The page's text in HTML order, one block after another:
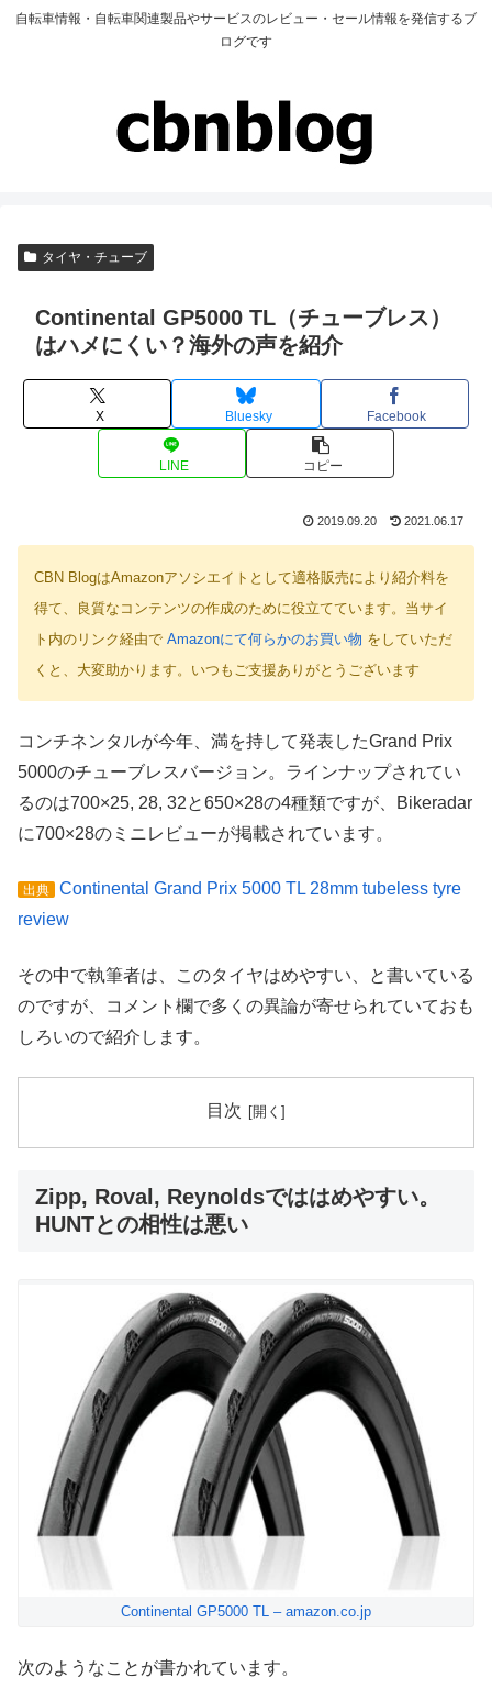
自転車情報・自転車関連製品やサービスのレビュー・セール情報を発信するブ
ログです
タイヤ・チューブ
Continental GP5000 TL（チューブレス）
はハメにくい？海外の声を紹介
X Bluesky Facebook
LINE コピー
2019.09.20 2021.06.17
CBN BlogはAmazonアソシエイトとして適格販売により紹介料を
得て、良質なコンテンツの作成のために役立てています。当サイ
ト内のリンク経由で Amazonにて何らかのお買い物 をしていただ
くと、大変助かります。いつもご支援ありがとうございます
コンチネンタルが今年、満を持して発表したGrand Prix
5000のチューブレスバージョン。ラインナップされてい
るのは700×25, 28, 32と650×28の4種類ですが、Bikeradar
に700×28のミニレビューが掲載されています。
出典
Continental Grand Prix 5000 TL 28mm tubeless tyre
review
その中で執筆者は、このタイヤはめやすい、と書いている
のですが、コメント欄で多くの異論が寄せられていておも
しろいので紹介します。
目次
Zipp, Roval, Reynoldsでははめやすい。
HUNTとの相性は悪い
Continental GP5000 TL – amazon.co.jp
次のようなことが書かれています。